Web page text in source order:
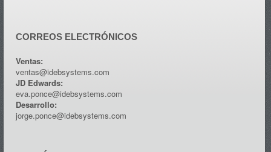
CORREOS ELECTRÓNICOS
Ventas:
ventas@idebsystems.com
JD Edwards:
eva.ponce@idebsystems.com
Desarrollo:
jorge.ponce@idebsystems.com